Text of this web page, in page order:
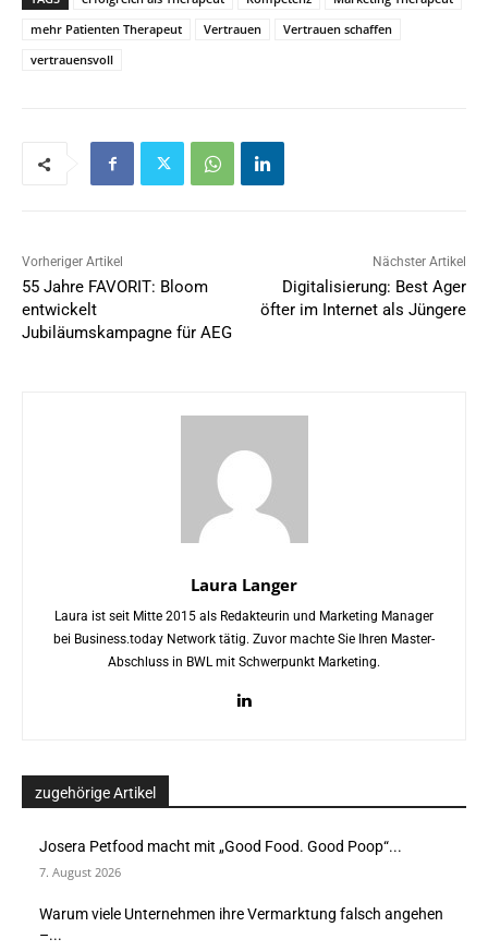
mehr Patienten Therapeut
Vertrauen
Vertrauen schaffen
vertrauensvoll
Vorheriger Artikel
55 Jahre FAVORIT: Bloom
entwickelt
Jubiläumskampagne für AEG
Nächster Artikel
Digitalisierung: Best Ager
öfter im Internet als Jüngere
Laura Langer
Laura ist seit Mitte 2015 als Redakteurin und Marketing Manager
bei Business.today Network tätig. Zuvor machte Sie Ihren Master-
Abschluss in BWL mit Schwerpunkt Marketing.
zugehörige Artikel
Josera Petfood macht mit „Good Food. Good Poop“...
7. August 2026
Warum viele Unternehmen ihre Vermarktung falsch angehen
–...